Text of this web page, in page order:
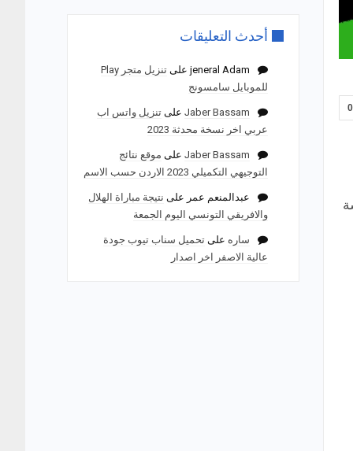
0
أحدث التعليقات
jeneral Adamعلى
تنزيل متجر Play
للموبايل سامسونج
Jaber Bassamعلى تنزيل واتس اب
عربي اخر نسخة محدثة 2023
Jaber Bassamعلى موقع نتائج
التوجيهي التكميلي 2023 الاردن حسب الاسم
عبدالمنعم عمر على نتيجة مباراة الهلال
والافريقي التونسي اليوم الجمعة
ساره على تحميل سناب تيوب جودة
عالية الاصفر اخر اصدار